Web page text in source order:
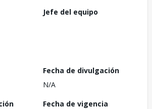
Jefe del equipo
Fecha de divulgación
N/A
Fecha de vigencia